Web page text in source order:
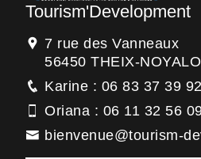
Tourism'Development
7 rue des Vanneaux
56450 THEIX-NOYALO
Karine : 06 83 37 39 92
Oriana : 06 11 32 56
bienvenue@tourism-